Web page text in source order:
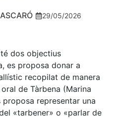
29/05/2026
té dos objectius
es proposa donar a
recopilat de manera
de Tàrbena (Marina
proposa representar una
«tarbener» o «parlar de